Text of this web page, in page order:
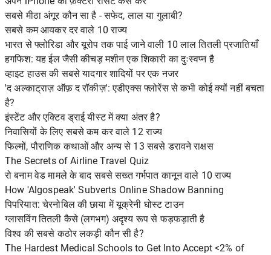
सबसे मीठा अंगूर कौन सा है - सफेद, लाल या गुलाबी?
सबसे कम आयकर दर वाले 10 राज्य
भारत से फ्लोरिडा और यूरोप तक पाई जाने वाली 10 लाल तितली प्रजातियाँ
हगफिश: यह ईल जैसी कीचड़ मशीन एक शिकारी का दुःस्वप्न है
व्हाइट हाउस की सबसे यादगार शादियों पर एक नजर
'द अल्काट्राज़ ऑफ़ द रॉकीज़': एडीएक्स फ्लोरेंस से कभी कोई क्यों नहीं बचता
है?
इंस्टेंट और एक्टिव ड्राई यीस्ट में क्या अंतर है?
निवासियों के लिए सबसे कम कर वाले 12 राज्य
फिल्मों, पौराणिक कथाओं और अन्य से 13 सबसे डरावने राक्षस
The Secrets of Airline Travel Quiz
रो बनाम वेड मामले के बाद सबसे सख्त गर्भपात कानून वाले 10 राज्य
How 'Algospeak' Subverts Online Shadow Banning
पिपरियात: चेरनोबिल की छाया में यूक्रेनी घोस्ट टाउन
ग्लासविंग तितली कैसे (लगभग) अदृश्य रूप से फड़फड़ाती है
विश्व की सबसे कठोर लकड़ी कौन सी है?
The Hardest Medical Schools to Get Into Accept <2% of